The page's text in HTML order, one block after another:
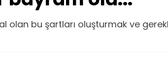
olan bu şartları oluşturmak ve